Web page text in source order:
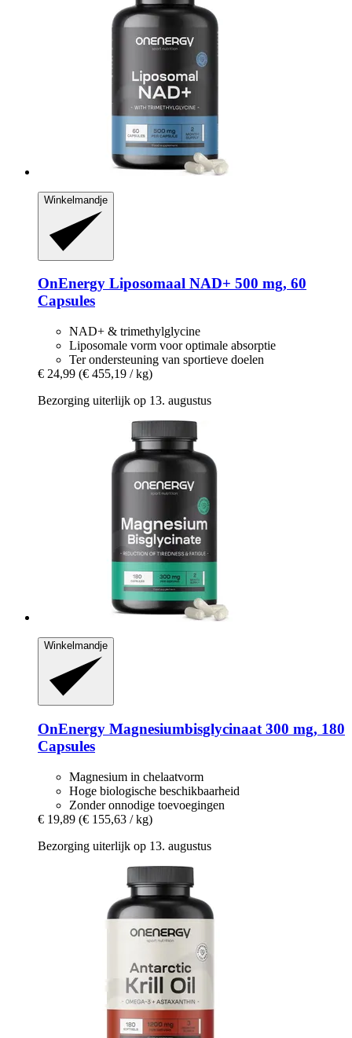
Winkelmandje
OnEnergy Liposomaal NAD+ 500 mg, 60
Capsules
NAD+ & trimethylglycine
Liposomale vorm voor optimale absorptie
Ter ondersteuning van sportieve doelen
€ 24,99 (€ 455,19 / kg)
Bezorging uiterlijk op 13. augustus
Winkelmandje
OnEnergy Magnesiumbisglycinaat 300 mg, 180
Capsules
Magnesium in chelaatvorm
Hoge biologische beschikbaarheid
Zonder onnodige toevoegingen
€ 19,89 (€ 155,63 / kg)
Bezorging uiterlijk op 13. augustus